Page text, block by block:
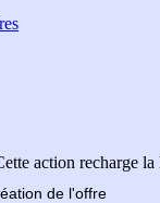
action recharge la
de l'offre